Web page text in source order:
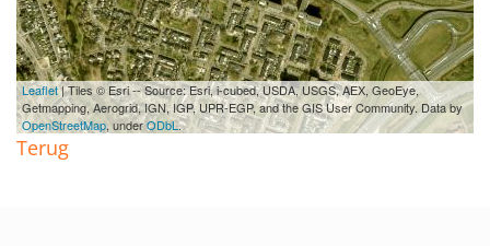
Leaflet| Tiles © Esri -- Source: Esri, i-cubed, USDA, USGS, AEX, GeoEye,
Getmapping, Aerogrid, IGN, IGP, UPR-EGP, and the GIS User Community. Data by
OpenStreetMap, underODbL.
Terug